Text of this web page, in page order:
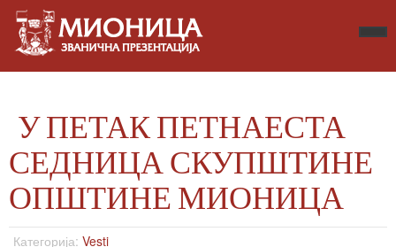
У ПЕТАК ПЕТНАЕСТА
СЕДНИЦА СКУПШТИНЕ
ОПШТИНЕ МИОНИЦА
Категорија: Vesti